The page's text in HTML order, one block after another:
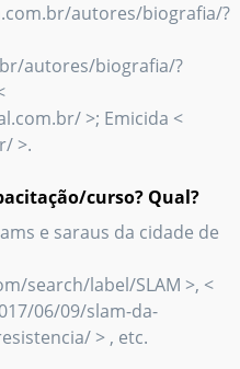
autores/biografia/?
autores/biografia/?
>; Emicida <
>.
curso? Qual?
e saraus da cidade de
search/label/SLAM >, <
06/09/slam-da-
> , etc.